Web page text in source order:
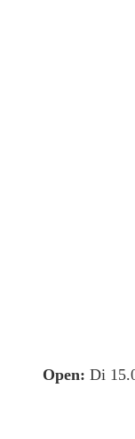
Open: Di